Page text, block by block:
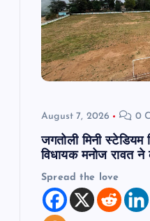
August 7, 2026 0
जगतोली मिनी स्टेडियम
विधायक मनोज रावत ने
Spread the love